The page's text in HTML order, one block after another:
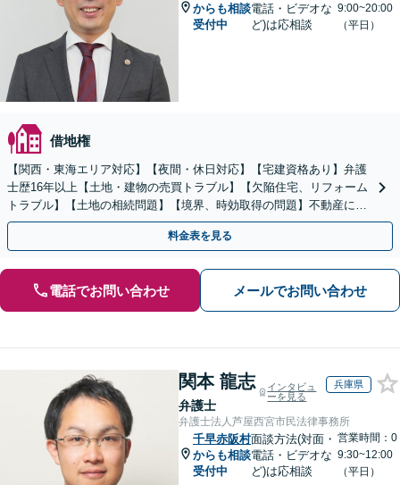
からも相談
受付中
電話・ビデオな
ど)は応相談
9:00~20:00
（平日）
借地権
【関西・東海エリア対応】【夜間・休日対応】【宅建資格あり】弁護
士歴16年以上【土地・建物の売買トラブル】【欠陥住宅、リフォーム
トラブル】【土地の相続問題】【境界、時効取得の問題】不動産に関
するトラブル全般の解決に豊富な経験あり。
料金表を見る
電話でお問い合わせ メールでお問い合わせ
関本 龍志
弁護士
インタビュ
ーを見る
兵庫県
弁護士法人芦屋西宮市民法律事務所
千早赤阪村
からも相談
受付中
面談方法(対面・
電話・ビデオな
ど)は応相談
営業時間：0
9:30~12:00
（平日）